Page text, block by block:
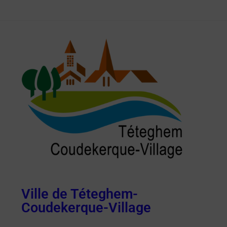
Ville de Téteghem-
Coudekerque-Village